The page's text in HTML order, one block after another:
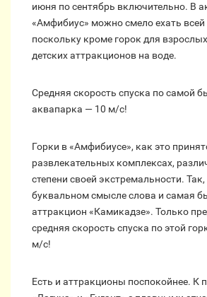
июня по сентябрь включительно. В
«Амфибиус» можно смело ехать всей
поскольку кроме горок для
детских аттракционов на воде.
Средняя скорость спуска по самой
аквапарка — 10 м/с!
Горки в «Амфибиусе», как это
развлекательных комплексах,
степени своей экстремальности.
буквальном смысле слова и самая
аттракцион «Камикадзе». Только
средняя скорость спуска по этой
м/с!
Есть и аттракционы поспокойнее. К